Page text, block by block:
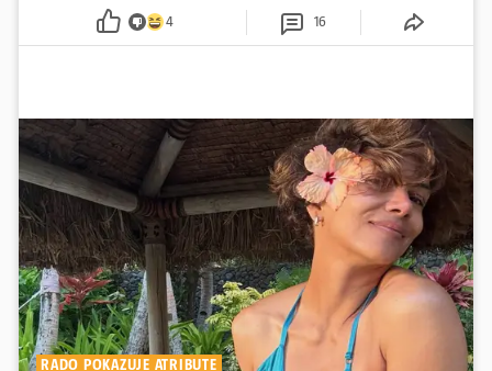
4 16
RADO POKAZUJE ATRIBUTE